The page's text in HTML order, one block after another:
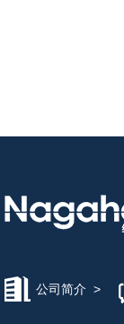
公司简介 >